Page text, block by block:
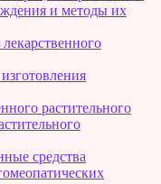
и методы их
растительного
средства